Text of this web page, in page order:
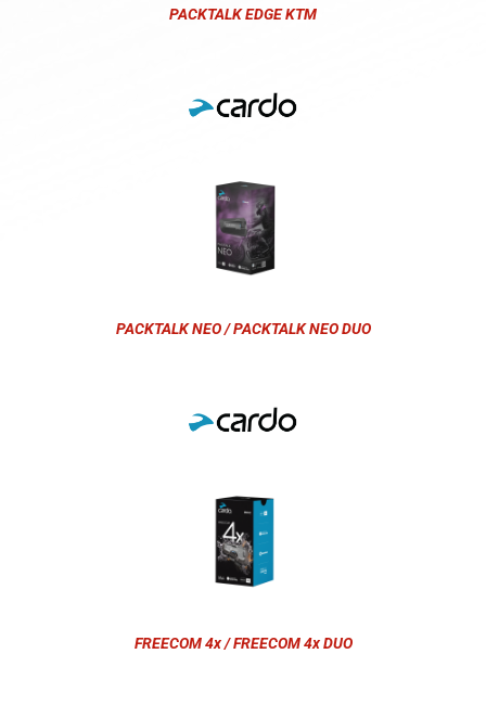
PACKTALK EDGE KTM
PACKTALK NEO / PACKTALK NEO DUO
FREECOM 4x / FREECOM 4x DUO